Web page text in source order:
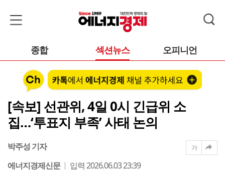
종합 섹션뉴스 오피니언
[속보] 선관위, 4일 0시 긴급위 소
집…‘투표지 부족’ 사태 논의
박주성 기자
에너지경제신문
입력 2026.06.03 23:39
가